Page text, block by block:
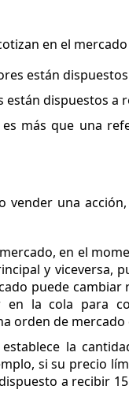
en el
están
dispuestos a
más que una
una
en el
y viceversa,
puede
la cola para
orden de
la
si su precio
a recibir